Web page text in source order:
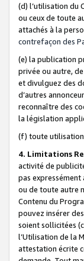
(d) l’utilisation du
ou ceux de toute
attachés à la
contrefaçon des
(e) la publication
privée ou autre,
et divulguez des
d’autres
reconnaître des
la législation
(f) toute utilisation
4. Limitations
activité de
pas expressément
ou de toute autre
Contenu du
pouvez insérer
soient sollicitées
l’Utilisation de la
attestation écrite